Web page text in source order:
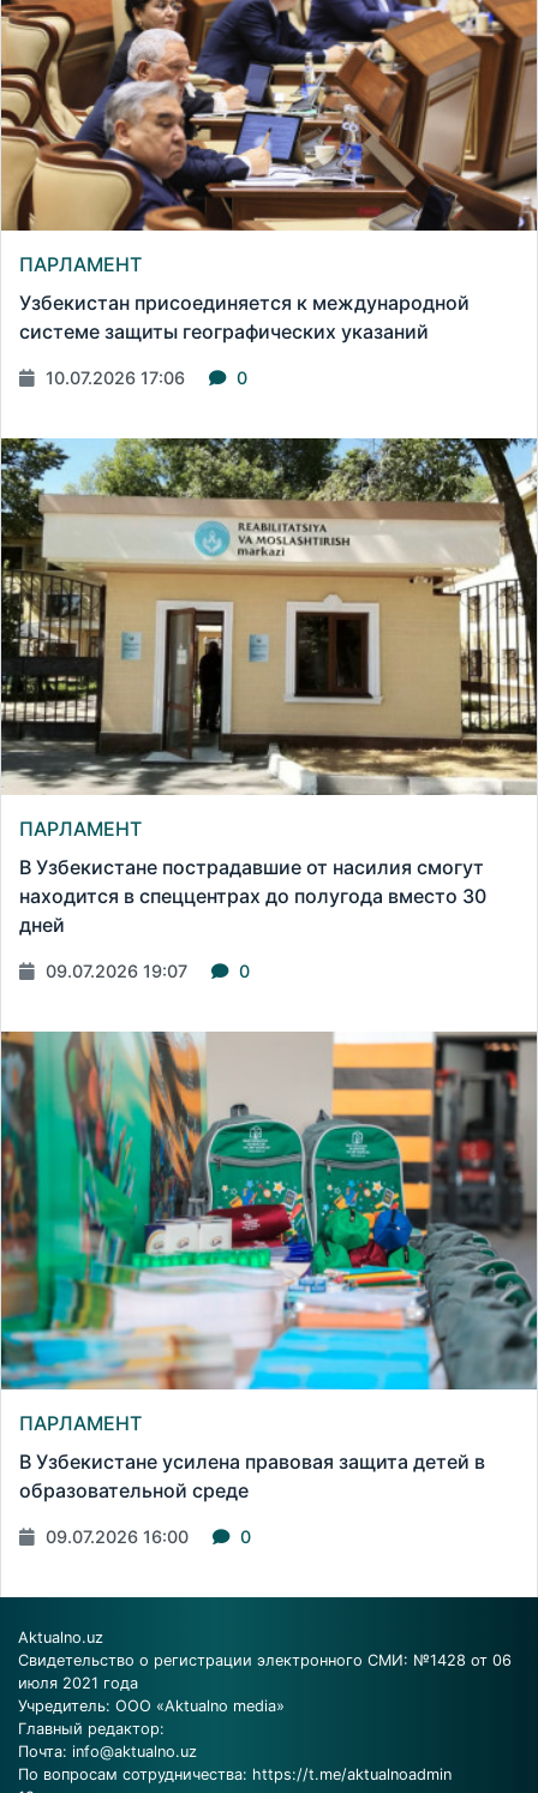
ПАРЛАМЕНТ
Узбекистан присоединяется к международной
системе защиты географических указаний
10.07.2026 17:06 0
ПАРЛАМЕНТ
В Узбекистане пострадавшие от насилия смогут
находится в спеццентрах до полугода вместо 30
дней
09.07.2026 19:07 0
ПАРЛАМЕНТ
В Узбекистане усилена правовая защита детей в
образовательной среде
09.07.2026 16:00 0
Aktualno.uz
Свидетельство о регистрации электронного СМИ: №1428 от 06
июля 2021 года
Учредитель: ООО «Aktualno media»
Главный редактор:
Почта: info@aktualno.uz
По вопросам сотрудничества: https://t.me/aktualnoadmin